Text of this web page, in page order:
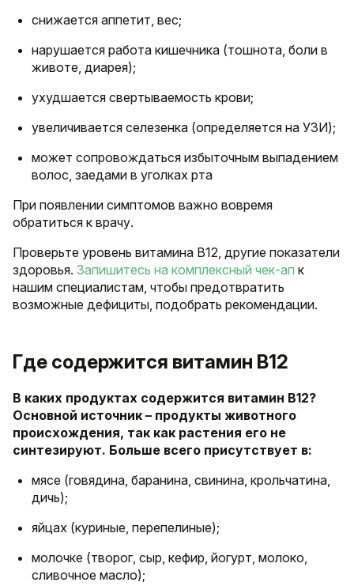
снижается аппетит, вес;
нарушается работа кишечника (тошнота, боли в
животе, диарея);
ухудшается свертываемость крови;
увеличивается селезенка (определяется на УЗИ);
может сопровождаться избыточным выпадением
волос, заедами в уголках рта
При появлении симптомов важно вовремя
обратиться к врачу.
Проверьте уровень витамина B12, другие показатели
здоровья. Запишитесь на комплексный чек-ап к
нашим специалистам, чтобы предотвратить
возможные дефициты, подобрать рекомендации.
Где содержится витамин В12
В каких продуктах содержится витамин В12?
Основной источник – продукты животного
происхождения, так как растения его не
синтезируют. Больше всего присутствует в:
мясе (говядина, баранина, свинина, крольчатина,
дичь);
яйцах (куриные, перепелиные);
молочке (творог, сыр, кефир, йогурт, молоко,
сливочное масло);